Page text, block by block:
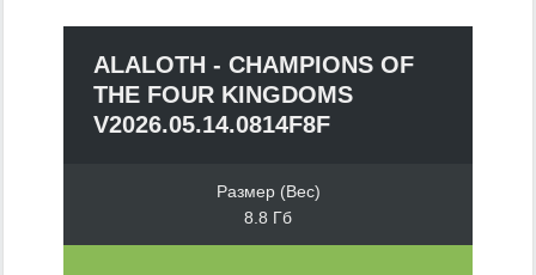
ALALOTH - CHAMPIONS OF
THE FOUR KINGDOMS
V2026.05.14.0814F8F
Размер (Вес)
8.8 Гб